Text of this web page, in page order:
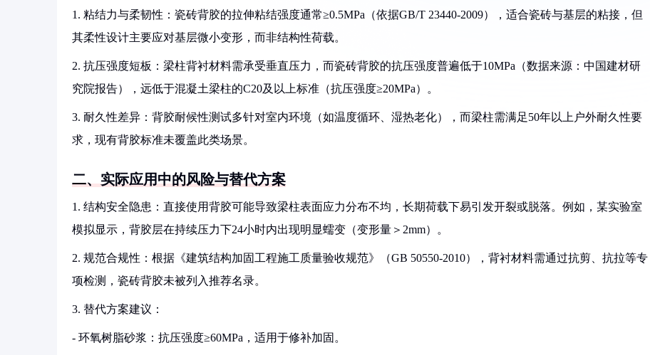
1. 粘结力与柔韧性：瓷砖背胶的拉伸粘结强度通常≥0.5MPa（依据GB/T 23440-2009），适合瓷砖与基层的粘接，但
其柔性设计主要应对基层微小变形，而非结构性荷载。
2. 抗压强度短板：梁柱背衬材料需承受垂直压力，而瓷砖背胶的抗压强度普遍低于10MPa（数据来源：中国建材研
究院报告），远低于混凝土梁柱的C20及以上标准（抗压强度≥20MPa）。
3. 耐久性差异：背胶耐候性测试多针对室内环境（如温度循环、湿热老化），而梁柱需满足50年以上户外耐久性要
求，现有背胶标准未覆盖此类场景。
二、实际应用中的风险与替代方案
1. 结构安全隐患：直接使用背胶可能导致梁柱表面应力分布不均，长期荷载下易引发开裂或脱落。例如，某实验室
模拟显示，背胶层在持续压力下24小时内出现明显蠕变（变形量＞2mm）。
2. 规范合规性：根据《建筑结构加固工程施工质量验收规范》（GB 50550-2010），背衬材料需通过抗剪、抗拉等专
项检测，瓷砖背胶未被列入推荐名录。
3. 替代方案建议：
- 环氧树脂砂浆：抗压强度≥60MPa，适用于修补加固。